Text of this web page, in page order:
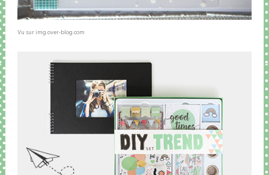
Vu sur img.over-blog.com